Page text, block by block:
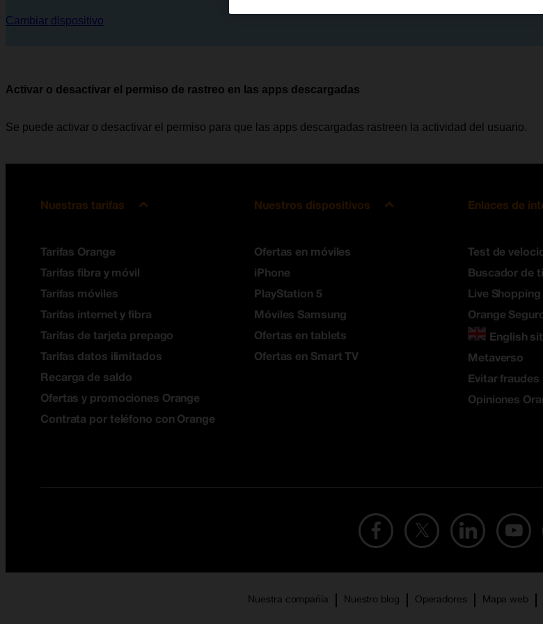
Cambiar dispositivo
Activar o desactivar el permiso de rastreo en las apps descargadas
Se puede activar o desactivar el permiso para que las apps descargadas rastreen la actividad del usuario.
Nuestras tarifas
Tarifas Orange
Tarifas fibra y móvil
Tarifas móviles
Tarifas internet y fibra
Tarifas de tarjeta prepago
Tarifas datos ilimitados
Recarga de saldo
Ofertas y promociones Orange
Contrata por teléfono con Orange
Nuestros dispositivos
Ofertas en móviles
iPhone
PlayStation 5
Móviles Samsung
Ofertas en tablets
Ofertas en Smart TV
Enlaces de
Test de
Buscador de
Live Shopping
Orange
English
Metaverso
Evitar
Opiniones
Nuestra compañía Nuestro blog Operadores Mapa web